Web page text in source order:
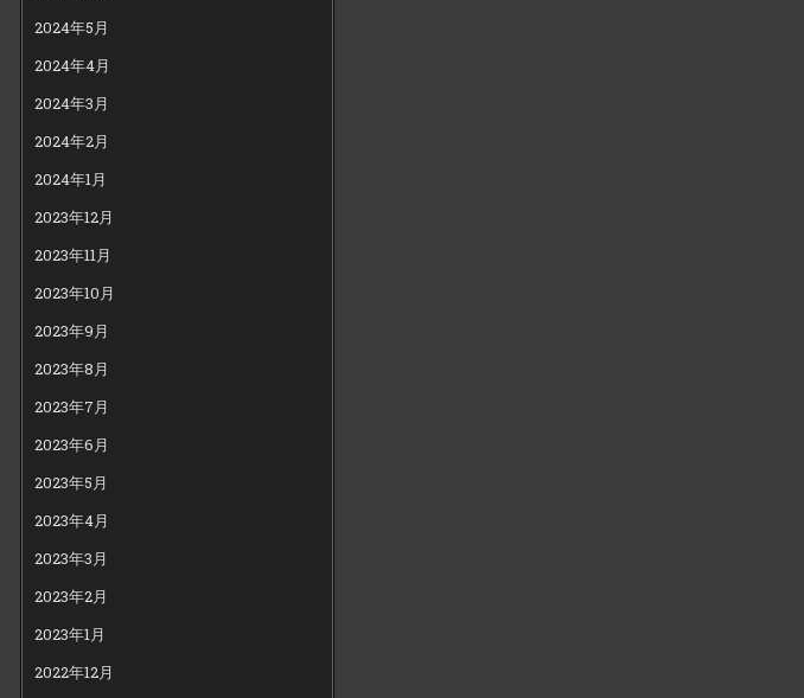
2024年5月
2024年4月
2024年3月
2024年2月
2024年1月
2023年12月
2023年11月
2023年10月
2023年9月
2023年8月
2023年7月
2023年6月
2023年5月
2023年4月
2023年3月
2023年2月
2023年1月
2022年12月